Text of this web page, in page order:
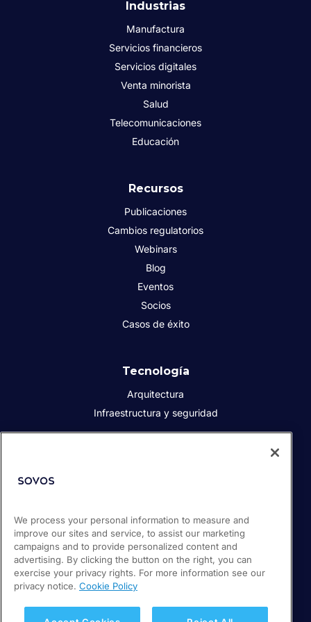
Industrias
Manufactura
Servicios financieros
Servicios digitales
Venta minorista
Salud
Telecomunicaciones
Educación
Recursos
Publicaciones
Cambios regulatorios
Webinars
Blog
Eventos
Socios
Casos de éxito
Tecnología
Arquitectura
Infraestructura y seguridad
Prensa
Empleos
Soporte / Portal de clientes
We process your personal information to measure and
improve our sites and service, to assist our marketing
campaigns and to provide personalized content and
advertising. By clicking the button on the right, you can
exercise your privacy rights. For more information see our
privacy notice. Cookie Policy